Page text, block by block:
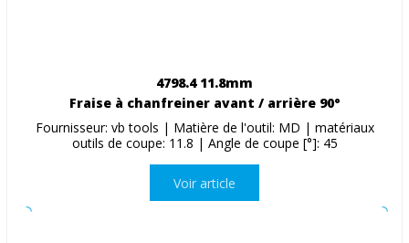
4798.4 11.8mm
Fraise à chanfreiner avant / arrière 90°
Fournisseur: vb tools | Matière de l'outil: MD | matériaux
outils de coupe: 11.8 | Angle de coupe [°]: 45
Voir article